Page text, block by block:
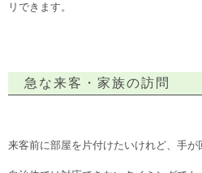
リできます。
急な来客・家族の訪問
来客前に部屋を片付けたいけれど、手が